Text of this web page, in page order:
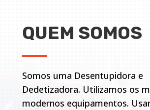
QUEM SOMOS
Somos uma Desentupidora e
Dedetizadora. Utilizamos os
modernos equipamentos.